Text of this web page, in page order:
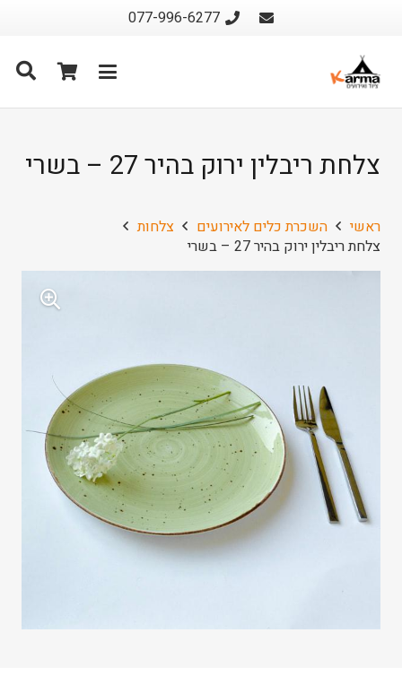
077-996-6277
צלחת ריבלין ירוק בהיר 27 – בשרי
ראשי השכרת כלים לאירועים
צלחות
צלחת ריבלין ירוק בהיר 27 – בשרי